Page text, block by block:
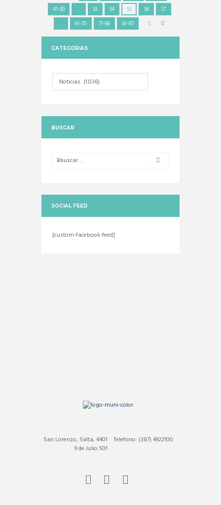
41-50
… 53 54 55 56
57
…
61-70 71-80 81-87
CATEGORIAS
Categorias
BUSCAR
SOCIAL FEED
[custom-facebook-feed]
Telefono: (387) 4922100
San Lorenzo, Salta, 4401
9 de Julio 501